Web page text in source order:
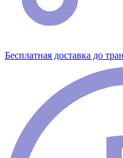
Бесплатная доставка до